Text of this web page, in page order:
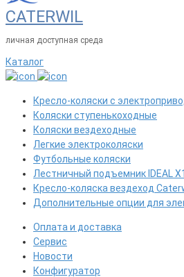
CATERWIL
личная доступная среда
Каталог
Кресло-коляски с
Коляски ступенькоходные
Коляски вездеходные
Легкие электроколяски
Футбольные коляски
Лестничный подъемник IDEAL X1
Кресло-коляска вездеход
Дополнительные опции для
Оплата и доставка
Сервис
Новости
Конфигуратор